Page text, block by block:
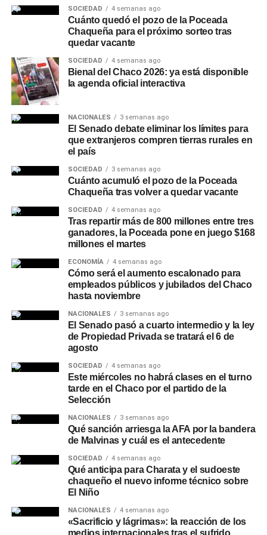
Piccilli; la jueza de Faltas Municipal, Gimena Vázquez; el
director de Zona Interior Charata, Antonio Rudaz; el
secretario de Tránsito, Carlos Aoad; el jefe del 911, Juan
Antonio Cabrera; el representante de Policía Caminera,
Mario Sosa, y el presidente del Concejo Municipal,
Alejandro Barcala.
Másnoticias de Charata
SOCIEDAD 4 semanas ago
Cuánto quedó el pozo de la Poceada
Chaqueña para el próximo sorteo tras
quedar vacante
SOCIEDAD 4 semanas ago
Bienal del Chaco 2026: ya está disponible
la agenda oficial interactiva
NACIONALES 3 semanas ago
El Senado debate eliminar los límites para
que extranjeros compren tierras rurales en
el país
SOCIEDAD 3 semanas ago
Cuánto acumuló el pozo de la Poceada
Chaqueña tras volver a quedar vacante
SOCIEDAD 4 semanas ago
Tras repartir más de 800 millones entre tres
ganadores, la Poceada pone en juego $168
millones el martes
ECONOMÍA 4 semanas ago
Cómo será el aumento escalonado para
empleados públicos y jubilados del Chaco
hasta noviembre
NACIONALES 3 semanas ago
El Senado pasó a cuarto intermedio y la ley
de Propiedad Privada se tratará el 6 de
agosto
SOCIEDAD 4 semanas ago
Este miércoles no habrá clases en el turno
tarde en el Chaco por el partido de la
Selección
NACIONALES 3 semanas ago
Qué sanción arriesga la AFA por la bandera
de Malvinas y cuál es el antecedente
SOCIEDAD 4 semanas ago
Qué anticipa para Charata y el sudoeste
chaqueño el nuevo informe técnico sobre
El Niño
NACIONALES 4 semanas ago
«Sacrificio y lágrimas»: la reacción de los
medios internacionales tras el sufrido